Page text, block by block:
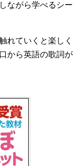
ながら学べるシー
れていくと楽しく
から英語の歌詞が